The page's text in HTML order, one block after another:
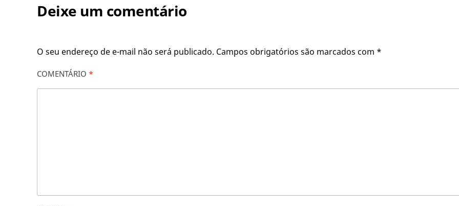
Deixe um comentário
O seu endereço de e-mail não será publicado. Campos obrigatórios são marcados com *
COMENTÁRIO *